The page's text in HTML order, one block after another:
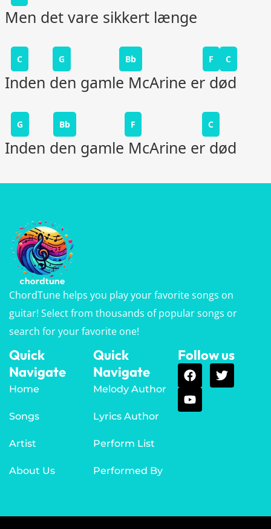
Men det vare sikkert længe
C G Bb F C
Inden den gamle McArine er død
G Bb F C
Inden den gamle McArine er død
ChordTune helps you play your favorite songs on
guitar! Select from thousands of popular songs or
search for your favorite one!
Quick
Navigate
Home
Songs
Artist
About Us
Quick
Navigate
Melody Author
Lyrics Author
Perform List
Performed By
Follow us